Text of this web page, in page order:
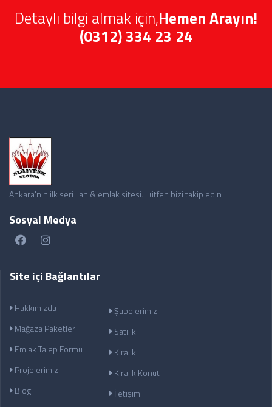
Detaylı bilgi almak için,Hemen Arayın!
(0312) 334 23 24
Ankara'nın ilk seri ilan & emlak sitesi. Lütfen bizi takip edin
Sosyal Medya
Site içi Bağlantılar
Hakkımızda
Mağaza Paketleri
Emlak Talep Formu
Projelerimiz
Blog
Şubelerimiz
Satılık
Kiralık
Kiralık Konut
İletişim